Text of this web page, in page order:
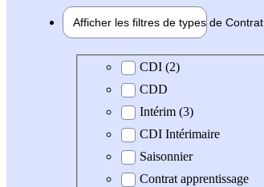
Afficher les filtres de types de Contrat
Type de contrat
CDI (2)
CDD
Intérim (3)
CDI Intérimaire
Saisonnier
Contrat apprentissage